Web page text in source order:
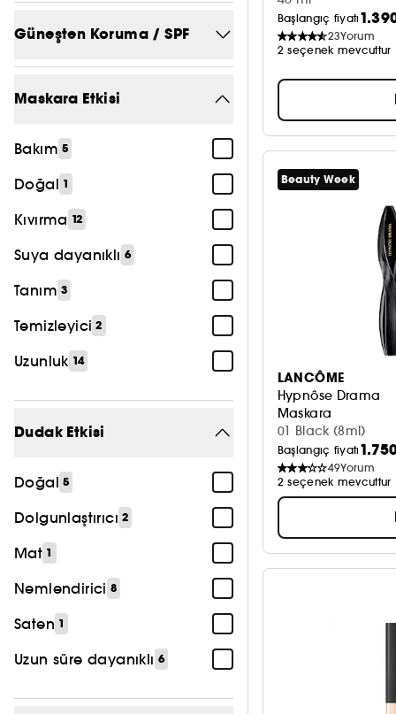
Her cilt tipi 101
Kuru cilt
Yağlı cilt
Güneşten Koruma / SPF
Maskara Etkisi
Bakım 5
Doğal 1
Kıvırma 12
Suya dayanıklı 6
Tanım 3
Temizleyici 2
Uzunluk 14
Dudak Etkisi
Doğal 5
Dolgunlaştırıcı 2
Mat 1
Nemlendirici 8
Saten 1
Uzun süre dayanıklı 6
Başlangıç fiyatı
23Yorum
2 seçenek mevcuttur
Beauty Week
LANCÔME
Hypnôse Drama
Maskara
01 Black (8ml)
Başlangıç fiyatı
49Yorum
2 seçenek mevcuttur